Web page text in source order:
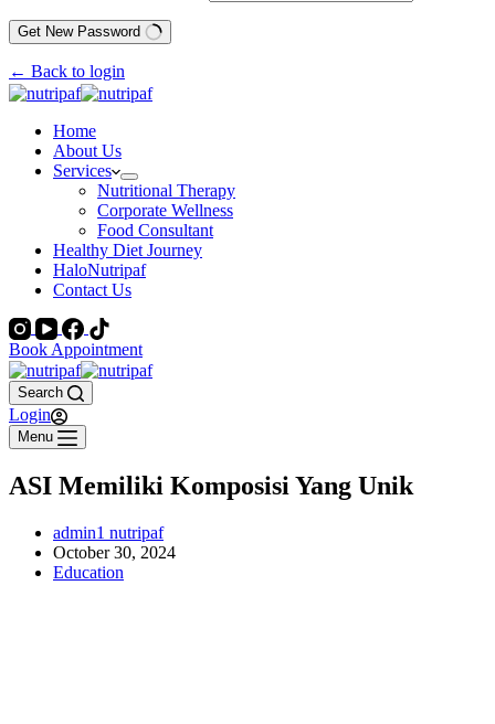
Get New Password
← Back to login
Home
About Us
Services
Nutritional Therapy
Corporate Wellness
Food Consultant
Healthy Diet Journey
HaloNutripaf
Contact Us
Book Appointment
Search
Login
Menu
ASI Memiliki Komposisi Yang Unik
admin1 nutripaf
October 30, 2024
Education